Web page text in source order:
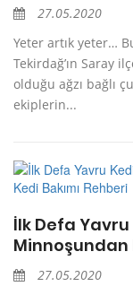
27.05.2020
Yeter artık yeter…
Tekirdağ’ın Saray
olduğu ağzı bağlı
ekiplerin...
İlk Defa
Minnoşundan
27.05.2020